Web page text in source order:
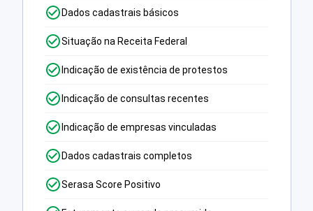
Dados cadastrais básicos
Situação na Receita Federal
Indicação de existência de protestos
Indicação de consultas recentes
Indicação de empresas vinculadas
Dados cadastrais completos
Serasa Score Positivo